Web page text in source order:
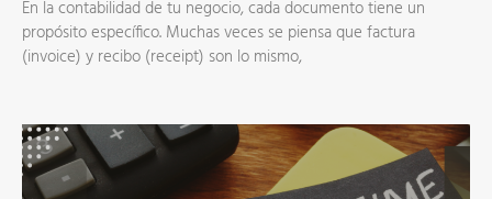
En la contabilidad de tu negocio, cada documento tiene un
propósito específico. Muchas veces se piensa que factura
(invoice) y recibo (receipt) son lo mismo,